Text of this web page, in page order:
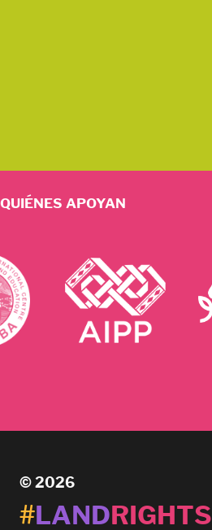
QUIÉNES APOYAN
© 2026
#LANDRIGHTS